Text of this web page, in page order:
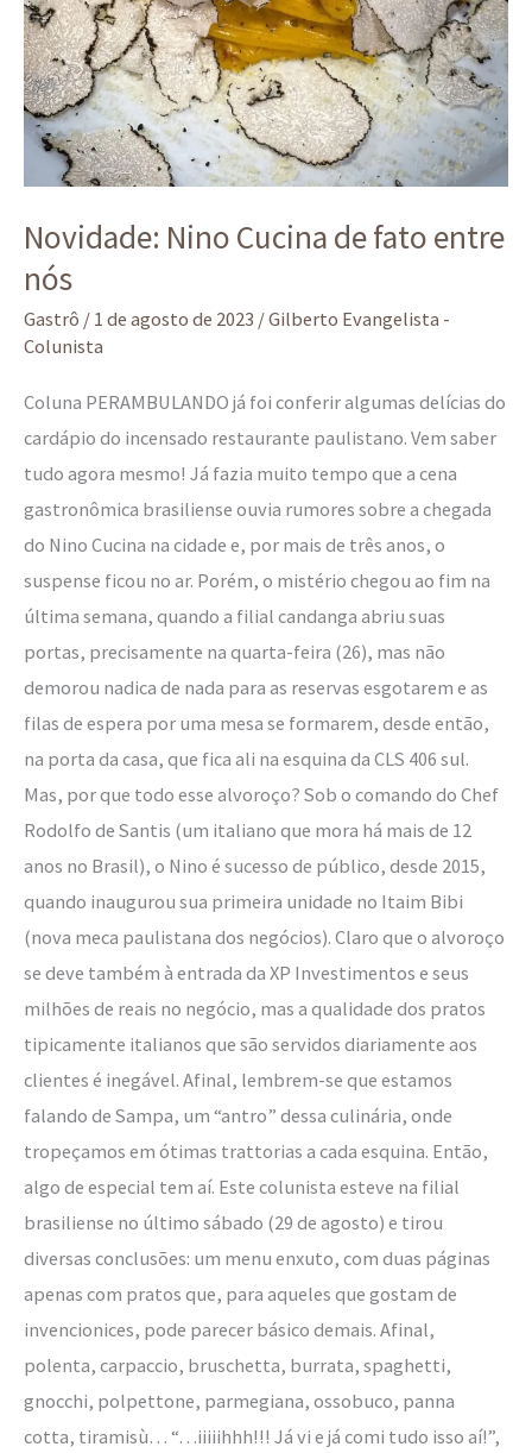
Novidade: Nino Cucina de fato entre
nós
Gastrô / 1 de agosto de 2023 /Gilberto Evangelista -
Colunista
Coluna PERAMBULANDO já foi conferir algumas delícias do
cardápio do incensado restaurante paulistano. Vem saber
tudo agora mesmo! Já fazia muito tempo que a cena
gastronômica brasiliense ouvia rumores sobre a chegada
do Nino Cucina na cidade e, por mais de três anos, o
suspense ficou no ar. Porém, o mistério chegou ao fim na
última semana, quando a filial candanga abriu suas
portas, precisamente na quarta-feira (26), mas não
demorou nadica de nada para as reservas esgotarem e as
filas de espera por uma mesa se formarem, desde então,
na porta da casa, que fica ali na esquina da CLS 406 sul.
Mas, por que todo esse alvoroço? Sob o comando do Chef
Rodolfo de Santis (um italiano que mora há mais de 12
anos no Brasil), o Nino é sucesso de público, desde 2015,
quando inaugurou sua primeira unidade no Itaim Bibi
(nova meca paulistana dos negócios). Claro que o alvoroço
se deve também à entrada da XP Investimentos e seus
milhões de reais no negócio, mas a qualidade dos pratos
tipicamente italianos que são servidos diariamente aos
clientes é inegável. Afinal, lembrem-se que estamos
falando de Sampa, um “antro” dessa culinária, onde
tropeçamos em ótimas trattorias a cada esquina. Então,
algo de especial tem aí. Este colunista esteve na filial
brasiliense no último sábado (29 de agosto) e tirou
diversas conclusões: um menu enxuto, com duas páginas
apenas com pratos que, para aqueles que gostam de
invencionices, pode parecer básico demais. Afinal,
polenta, carpaccio, bruschetta, burrata, spaghetti,
gnocchi, polpettone, parmegiana, ossobuco, panna
cotta, tiramisù… “…iiiiihhh!!! Já vi e já comi tudo isso aí!”,